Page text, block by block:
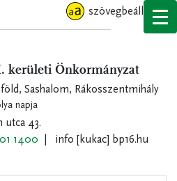
szövegbeállítások
kerületi Önkormányzat
Sashalom, Rákosszentmihály
napja
utca 43.
1400 info [kukac] bp16.hu